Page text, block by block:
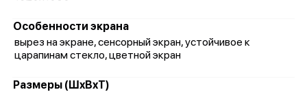
Особенности экрана
вырез на экране, сенсорный экран, устойчивое к
царапинам стекло, цветной экран
Размеры (ШxВxТ)